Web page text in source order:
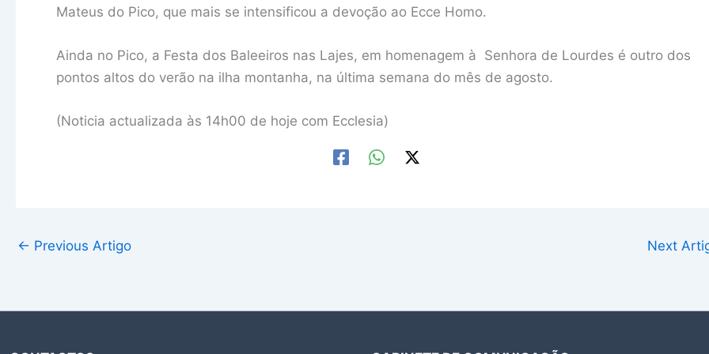
Mateus do Pico, que mais se intensificou a devoção ao Ecce Homo.
Ainda no Pico, a Festa dos Baleeiros nas Lajes, em homenagem à Senhora de Lourdes é outro dos
pontos altos do verão na ilha montanha, na última semana do mês de agosto.
(Noticia actualizada às 14h00 de hoje com Ecclesia)
← Previous Artigo Next